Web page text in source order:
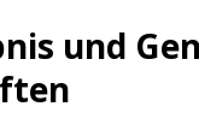
und